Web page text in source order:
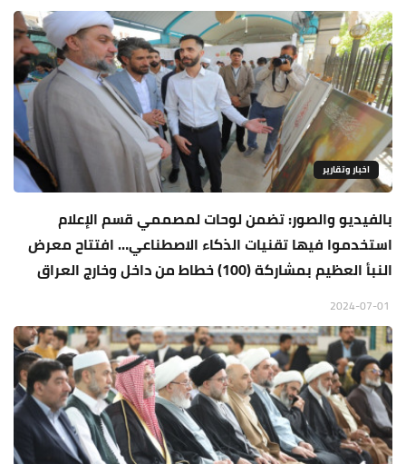
اخبار وتقارير
بالفيديو والصور: تضمن لوحات لمصممي قسم الإعلام
استخدموا فيها تقنيات الذكاء الاصطناعي… افتتاح معرض
النبأ العظيم بمشاركة (100) خطاط من داخل وخارج العراق